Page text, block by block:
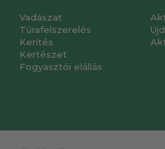
Vadászat
Túrafelszerelés
Kerítés
Kertészet
Fogyasztói elállás